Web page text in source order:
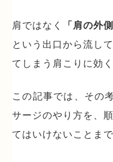
肩ではなく
「肩の外
という出口から流し
てしまう肩こりに効
この記事では、その
サージのやり方を、
てはいけないことま